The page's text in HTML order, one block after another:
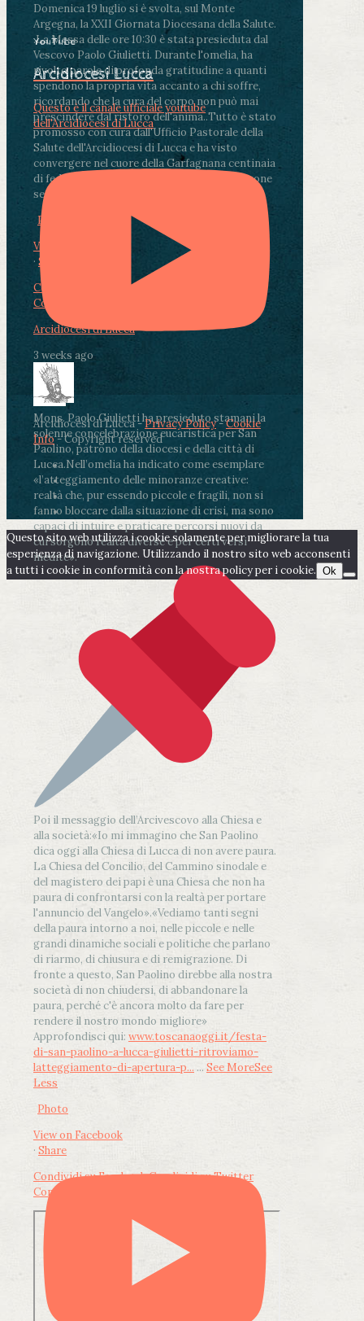
Domenica 19 luglio si è svolta, sul Monte
Argegna, la XXII Giornata Diocesana della Salute.
.La Messa delle ore 10:30 è stata presieduta dal
Vescovo Paolo Giulietti. Durante l'omelia, ha
rivolto parole di profonda gratitudine a quanti
spendono la propria vita accanto a chi soffre,
ricordando che la cura del corpo non può mai
prescindere dal ristoro dell'anima..Tutto è stato
promosso con cura dall'Ufficio Pastorale della
Salute dell'Arcidiocesi di Lucca e ha visto
convergere nel cuore della Garfagnana centinaia
di fedeli, operatori sanitari, volontari e persone
segnate dalla malattia.
Photo
View on Facebook
· Share
Condividi su Facebook
Condividi su LinkedIn
Arcidiocesi di Lucca
3 weeks ago
Mons. Paolo Giulietti ha presieduto stamani la
solenne concelebrazione eucaristica per San
Paolino, patrono della diocesi e della città di
Lucca.Nell’omelia ha indicato come esemplare
«l’atteggiamento delle minoranze creative:
realtà che, pur essendo piccole e fragili, non si
fanno bloccare dalla situazione di crisi, ma sono
capaci di intuire e praticare percorsi nuovi da
cui sorgono realtà diverse e per certi versi
inedite».
Poi il messaggio dell’Arcivescovo alla Chiesa e
alla società:«Io mi immagino che San Paolino
dica oggi alla Chiesa di Lucca di non avere paura.
La Chiesa del Concilio, del Cammino sinodale e
del magistero dei papi è una Chiesa che non ha
paura di confrontarsi con la realtà per portare
l'annuncio del Vangelo».«Vediamo tanti segni
della paura intorno a noi, nelle piccole e nelle
grandi dinamiche sociali e politiche che parlano
di riarmo, di chiusura e di remigrazione. Di
fronte a questo, San Paolino direbbe alla nostra
società di non chiudersi, di abbandonare la
paura, perché c'è ancora molto da fare per
rendere il nostro mondo migliore»
Approfondisci qui: www.toscanaoggi.it/festa-
di-san-paolino-a-lucca-giulietti-ritroviamo-
latteggiamento-di-apertura-p... ... See MoreSee
Less
Photo
View on Facebook
· Share
Condividi su FacebookCondividi su Twitter
Condividi su LinkedIn
YouTube
Arcidiocesi Lucca
Questo è il canale ufficiale youtube
dell'Arcidiocesi di Lucca
Arcidiocesi di Lucca -Privacy Policy-Cookie
Info- Copyright reserved
Questo sito web utilizza i cookie solamente per migliorare la tua
esperienza di navigazione. Utilizzando il nostro sito web acconsenti
a tutti i cookie in conformità con la nostra policy per i cookie. Ok